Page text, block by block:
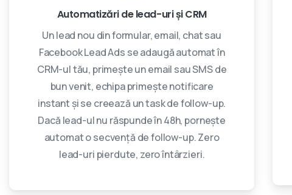
Automatizări de lead-uri și CRM
Un lead nou din formular, email, chat sau
Facebook Lead Ads se adaugă automat în
CRM-ul tău, primește un email sau SMS de
bun venit, echipa primește notificare
instant și se creează un task de follow-up.
Dacă lead-ul nu răspunde în 48h, pornește
automat o secvență de follow-up. Zero
lead-uri pierdute, zero întârzieri.